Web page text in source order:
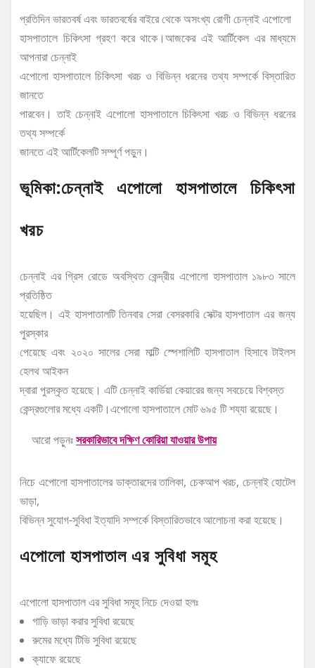
প্রতিদিন ভারতবর্ষ এবং ভারতবর্ষের বাইরে থেকে অসংখ্য রোগী চেন্নাই এপোলো
হাসপাতালে চিকিৎসা গ্রহণ করে থাকে।আজকের এই আর্টিকেল এর মাধ্যমে
আপনারা চেন্নাই
এপোলো হাসপাতালে চিকিৎসা খরচ ও বিভিন্ন ধরনের তথ্য সম্পর্কে বিস্তারিত
জানতে
পারবেন। তাই চেন্নাই এপোলো হাসপাতালে চিকিৎসা খরচ ও বিভিন্ন ধরনের
তথ্য সম্পর্কে
জানতে এই আর্টিকেলটি সম্পূর্ণ পড়ুন।
ভূমিকা:চেন্নাই এপোলো হাসপাতালে চিকিৎসা
খরচ
চেন্নাই এর গ্রিস রোডে অবস্থিত কেন্দ্রীয় এপোলো হাসপাতাল ১৯৮৩ সালে
প্রতিষ্ঠিত
হয়েছিল। এই হাসপাতালটি তিনবার সেরা বেসরকারি সেক্টর হাসপাতাল এর জন্য
পুরস্কার
পেয়েছে এবং ২০২০ সালের সেরা মাল্টি স্পেশালিটি হাসপাতাল হিসাবে টাইলস
হেলথ আইকন
দ্বারা পুরস্কৃত হয়েছে। এটি চেন্নাই কার্ডিয়া কেয়ারের জন্য সবচেয়ে বিশ্বস্ত
কেন্দ্রগুলোর মধ্যে একটি।এপোলো হাসপাতালে মোট ৬৯৫ টি শয্যা রয়েছে।
আরো পড়ুনঃসরকারিভাবে দক্ষিণ কোরিয়া যাওয়ার উপায়
নিচে এপোলো হাসপাতালের ডাক্তারদের তালিকা, চেকআপ খরচ, চেন্নাই হোটেল
ভাড়া,
বিভিন্ন সুযোগ-সুবিধা ইত্যাদি সম্পর্কে বিস্তারিতভাবে আলোচনা করা হয়েছে।
এপোলো হাসপাতাল এর সুবিধা সমূহ
এপোলো হাসপাতাল এর সুবিধা সমূহ নিচে দেওয়া হলঃ
গাড়ি ভাড়া করার সুবিধা রয়েছে
রুমের মধ্যে টিভি সুবিধা রয়েছে
ক্যাফে রয়েছে